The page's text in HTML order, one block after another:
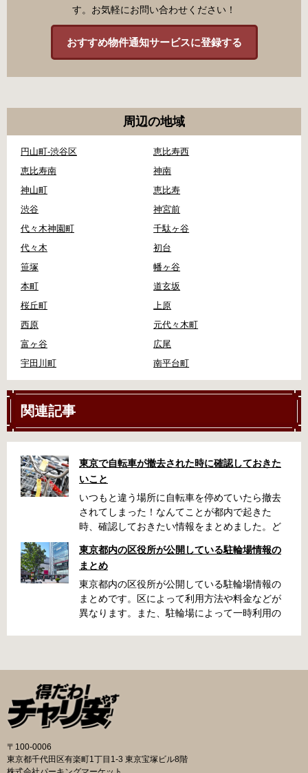
す。お気軽にお問い合わせください！
おすすめ物件通知サービスに登録する
周辺の地域
円山町-渋谷区
恵比寿西
恵比寿南
神南
神山町
恵比寿
渋谷
神宮前
代々木神園町
千駄ヶ谷
代々木
初台
笹塚
幡ヶ谷
本町
道玄坂
桜丘町
上原
西原
元代々木町
富ヶ谷
広尾
宇田川町
南平台町
関連記事
東京で自転車が撤去された時に確認しておきた
いこと
いつもと違う場所に自転車を停めていたら撤去
されてしまった！なんてことが都内で起きた
時、確認しておきたい情報をまとめました。ど
くらい？なんて疑問が浮かぶかと思います。事
前に確認していざという時対処しましょう。 千
代田区 / 新宿区 / 品川区 / 港区 / 中央区 / 大田区
/ 北区 / 墨田区 / 渋谷区 / 葛飾区 千代田区で撤去
された場合 猿楽町保管場所 住所 千代田区神田
の地図が置いてあります） 東京メトロ半蔵門
線、都営新宿・三田線神保町駅から徒歩7分 大
手町高架下自転車保管場所 住所 千代田区大手町
二丁目4番 電話 050-2018-6466（千代田区自転
車対策コールセンター） 最寄駅 東京メトロ半蔵
線大手町駅B3出口 返還の際に必要な書類 返還
東京都内の区役所が公開している駐輪場情報の
まとめ
東京都内の区役所が公開している駐輪場情報の
まとめです。区によって利用方法や料金などが
異なります。また、駐輪場によって一時利用の
の自転車駐輪場 利用方法 利用登録申請書の提出
申請期間内に利用登録申請書（PDF：
1,396KB） と必要書類を環境まちづくり総務課
あてに郵送（申請期間消印有効）または、期間
内に環境まちづくり総務課（区役所5階5B窓
さい（郵送先・各出張所の受付時間）。電話・
〒100-0006
東京都千代田区有楽町1丁目1-3 東京宝塚ビル8階